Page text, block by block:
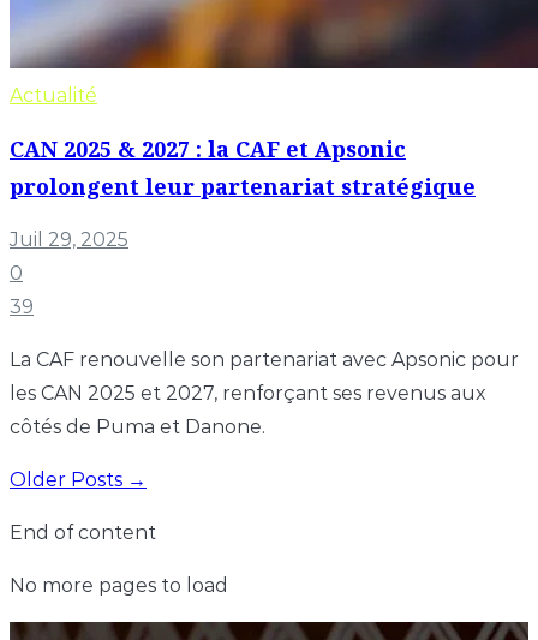
Actualité
CAN 2025 & 2027 : la CAF et Apsonic
prolongent leur partenariat stratégique
Juil 29, 2025
0
39
La CAF renouvelle son partenariat avec Apsonic pour
les CAN 2025 et 2027, renforçant ses revenus aux
côtés de Puma et Danone.
Older Posts →
End of content
No more pages to load